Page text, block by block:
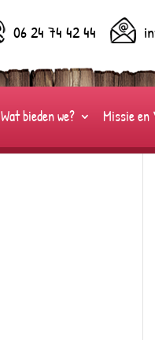
06 24 74 42 44
Wat bieden we? Missie en